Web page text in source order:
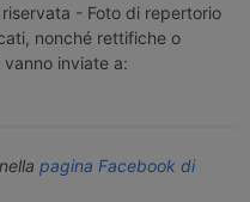
- Foto di repertorio
nonché rettifiche o
inviate a:
pagina Facebook di